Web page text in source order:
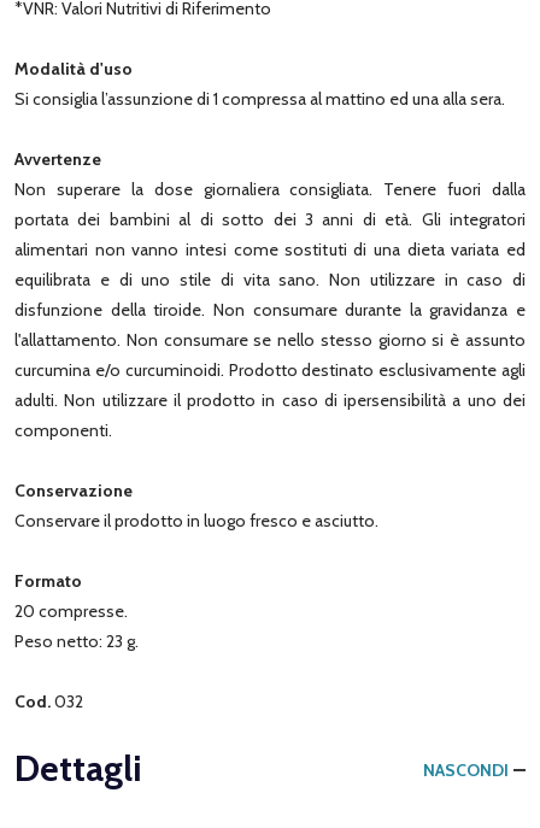
*VNR: Valori Nutritivi di Riferimento
Modalità d'uso
Si consiglia l’assunzione di 1 compressa al mattino ed una alla sera.
Avvertenze
Non superare la dose giornaliera consigliata. Tenere fuori dalla
portata dei bambini al di sotto dei 3 anni di età. Gli integratori
alimentari non vanno intesi come sostituti di una dieta variata ed
equilibrata e di uno stile di vita sano. Non utilizzare in caso di
disfunzione della tiroide. Non consumare durante la gravidanza e
l'allattamento. Non consumare se nello stesso giorno si è assunto
curcumina e/o curcuminoidi. Prodotto destinato esclusivamente agli
adulti. Non utilizzare il prodotto in caso di ipersensibilità a uno dei
componenti.
Conservazione
Conservare il prodotto in luogo fresco e asciutto.
Formato
20 compresse.
Peso netto: 23 g.
Cod.032
Dettagli NASCONDI